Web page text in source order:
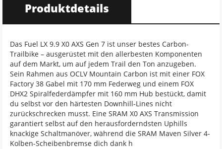
Produktdetails
Das Fuel LX 9.9 X0 AXS Gen 7 ist unser bestes Carbon-
Trailbike – ausgerüstet mit den allerbesten Komponenten
auf dem Markt, um auf jedem Trail den Ton anzugeben.
Sein Rahmen aus OCLV Mountain Carbon ist mit einer FOX
Factory 38 Gabel mit 170 mm Federweg und einem FOX
DHX2 Spiralfederdämpfer mit 160 mm Hub bestückt, damit
du selbst vor den härtesten Downhill-Lines nicht
zurückschrecken musst. Eine SRAM X0 AXS Transmission
garantiert selbst auf den herausforderndsten Uphills
knackige Schaltmanöver, während die SRAM Maven Silver 4-
Kolben-Scheibenbremse dich dank h